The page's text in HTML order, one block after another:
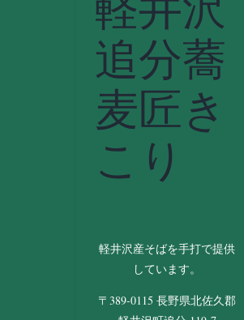
追分蕎
麦匠き
こり
軽井沢産そばを手打で提供
しています。
〒389-0115 長野県北佐久郡